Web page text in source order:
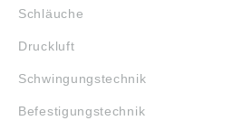
Schläuche
Druckluft
Schwingungstechnik
Befestigungstechnik